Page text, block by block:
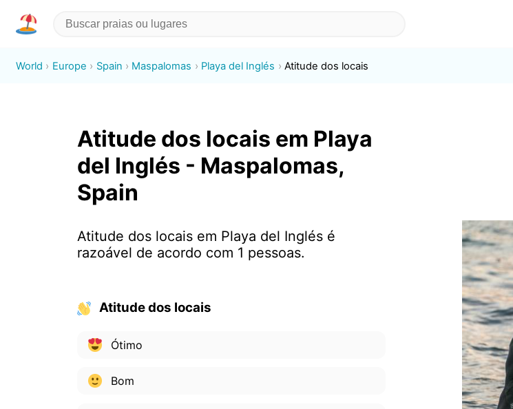
World Europe Spain Maspalomas Playa del Inglés Atitude dos locais
Atitude dos locais em Playa
del Inglés - Maspalomas,
Spain
Atitude dos locais em Playa del Inglés é
razoável de acordo com 1 pessoas.
Atitude dos locais
Ótimo
Bom